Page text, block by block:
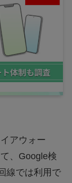
アウォー
、Google検
線では利用で